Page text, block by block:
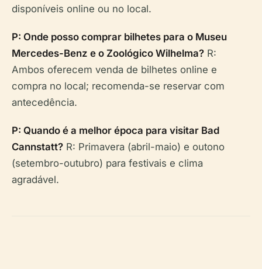
disponíveis online ou no local.
P: Onde posso comprar bilhetes para o Museu
Mercedes-Benz e o Zoológico Wilhelma? R:
Ambos oferecem venda de bilhetes online e
compra no local; recomenda-se reservar com
antecedência.
P: Quando é a melhor época para visitar Bad
Cannstatt? R: Primavera (abril-maio) e outono
(setembro-outubro) para festivais e clima
agradável.